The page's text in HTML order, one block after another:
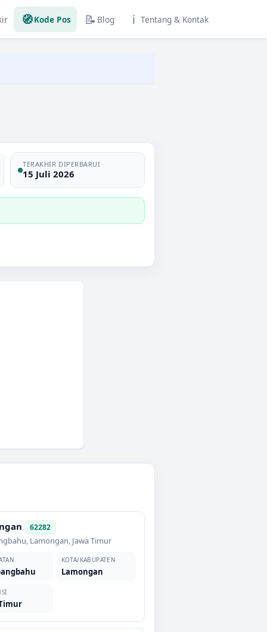
🧭Kode Pos 📝 Blog ℹ️ Tentang & Kontak
TERAKHIR DIPERBARUI
15 Juli 2026
62282
, Lamongan, Jawa Timur
KOTA/KABUPATEN
Lamongan